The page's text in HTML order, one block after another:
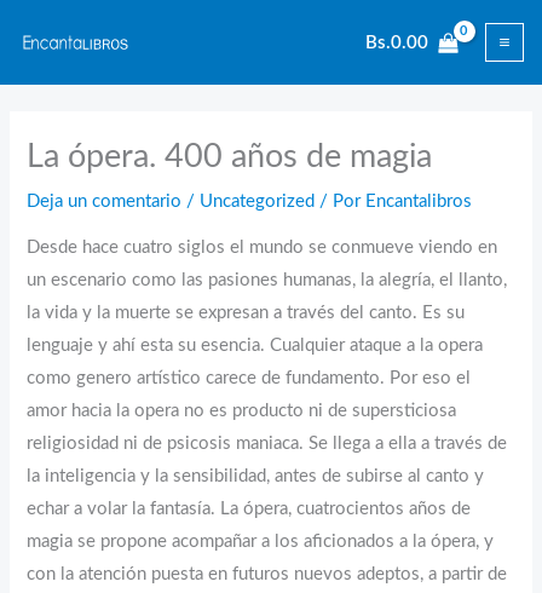
contenido
Bs.0.00
La ópera. 400 años de magia
Deja un comentario / Uncategorized / Por Encantalibros
Desde hace cuatro siglos el mundo se conmueve viendo en
un escenario como las pasiones humanas, la alegría, el llanto,
la vida y la muerte se expresan a través del canto. Es su
lenguaje y ahí esta su esencia. Cualquier ataque a la opera
como genero artístico carece de fundamento. Por eso el
amor hacia la opera no es producto ni de supersticiosa
religiosidad ni de psicosis maniaca. Se llega a ella a través de
la inteligencia y la sensibilidad, antes de subirse al canto y
echar a volar la fantasía. La ópera, cuatrocientos años de
magia se propone acompañar a los aficionados a la ópera, y
con la atención puesta en futuros nuevos adeptos, a partir de